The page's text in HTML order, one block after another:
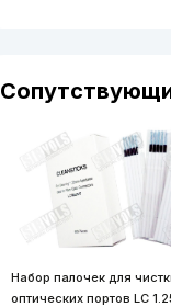
Набор палочек для
оптических портов LC